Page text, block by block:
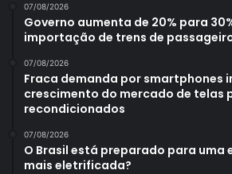
07/08/2026
Governo aumenta de 20% para
importação de trens de
07/08/2026
Fraca demanda por smartphones
crescimento do mercado de telas
recondicionados
07/08/2026
O Brasil está preparado para uma
mais eletrificada?